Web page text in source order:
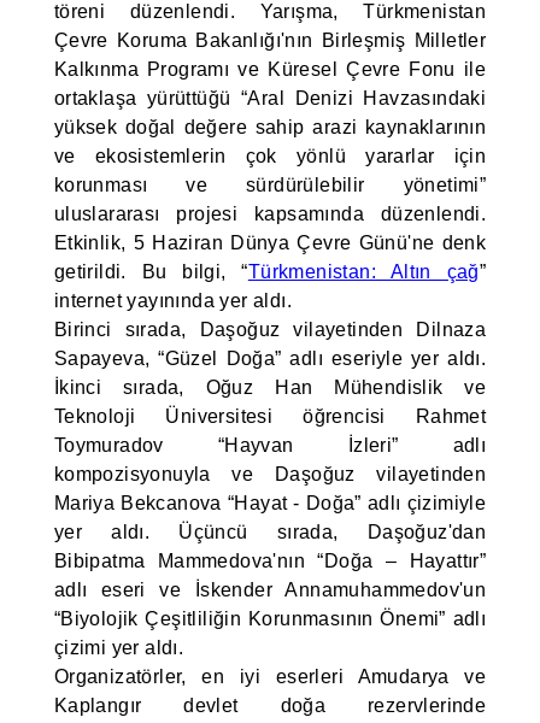
töreni düzenlendi. Yarışma, Türkmenistan
Çevre Koruma Bakanlığı'nın Birleşmiş Milletler
Kalkınma Programı ve Küresel Çevre Fonu ile
ortaklaşa yürüttüğü “Aral Denizi Havzasındaki
yüksek doğal değere sahip arazi kaynaklarının
ve ekosistemlerin çok yönlü yararlar için
korunması ve sürdürülebilir yönetimi”
uluslararası projesi kapsamında düzenlendi.
Etkinlik, 5 Haziran Dünya Çevre Günü'ne denk
getirildi. Bu bilgi, “Türkmenistan: Altın çağ”
internet yayınında yer aldı.
Birinci sırada, Daşoğuz vilayetinden Dilnaza
Sapayeva, “Güzel Doğa” adlı eseriyle yer aldı.
İkinci sırada, Oğuz Han Mühendislik ve
Teknoloji Üniversitesi öğrencisi Rahmet
Toymuradov “Hayvan İzleri” adlı
kompozisyonuyla ve Daşoğuz vilayetinden
Mariya Bekcanova “Hayat - Doğa” adlı çizimiyle
yer aldı. Üçüncü sırada, Daşoğuz'dan
Bibipatma Mammedova'nın “Doğa – Hayattır”
adlı eseri ve İskender Annamuhammedov'un
“Biyolojik Çeşitliliğin Korunmasının Önemi” adlı
çizimi yer aldı.
Organizatörler, en iyi eserleri Amudarya ve
Kaplangır devlet doğa rezervlerinde